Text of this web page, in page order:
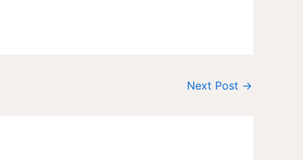
Next Post →